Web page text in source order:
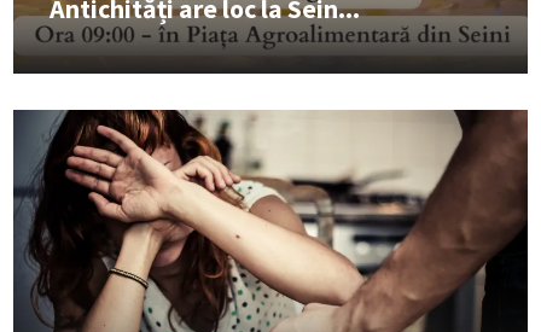
Antichități are loc la Sein...